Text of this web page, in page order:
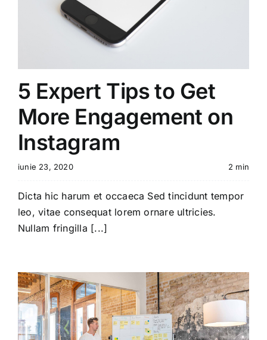
5 Expert Tips to Get
More Engagement on
Instagram
iunie 23, 2020 2 min
Dicta hic harum et occaeca Sed tincidunt tempor
leo, vitae consequat lorem ornare ultricies.
Nullam fringilla [...]